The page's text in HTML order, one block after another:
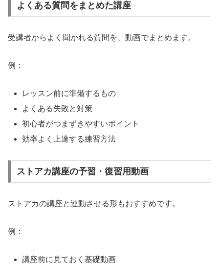
よくある質問をまとめた講座
受講者からよく聞かれる質問を、動画でまとめます。
例：
レッスン前に準備するもの
よくある失敗と対策
初心者がつまずきやすいポイント
効率よく上達する練習方法
ストアカ講座の予習・復習用動画
ストアカの講座と連動させる形もおすすめです。
例：
講座前に見ておく基礎動画